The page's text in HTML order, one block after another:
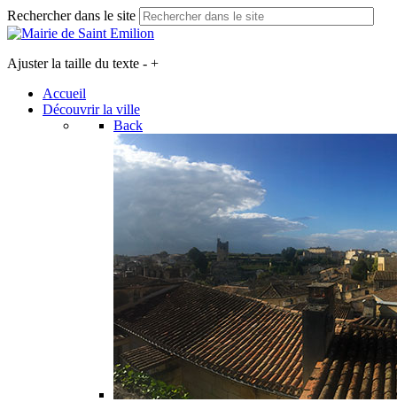
Rechercher dans le site
Ajuster la taille du texte - +
Accueil
Découvrir la ville
Back